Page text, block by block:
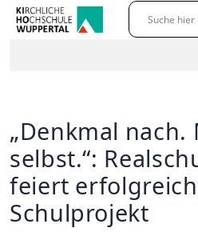
„Denkmal nach.
selbst.“:
feiert
Schulprojekt